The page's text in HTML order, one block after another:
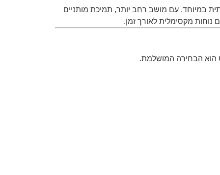
במיוחד. עם מושב רחב יותר, תמיכת מותניים